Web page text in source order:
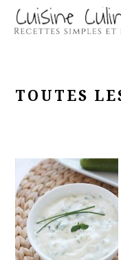
Skip
Skip
Skip
Skip
TOUTES